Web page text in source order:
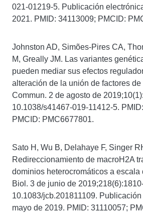
021-01219-5. Publicación
2021. PMID: 34113009; PMCID:
Johnston AD, Simões-Pires CA,
M, Greally JM. Las variantes
pueden mediar sus efectos
alteración de la unión de factores
Commun. 2 de agosto de
10.1038/s41467-019-11412-5.
PMCID: PMC6677801.
Sato H, Wu B, Delahaye F, Singer
Redireccionamiento de macroH2A
dominios heterocromáticos a escala
Biol. 3 de junio de
10.1083/jcb.201811109.
mayo de 2019. PMID: 31110057;